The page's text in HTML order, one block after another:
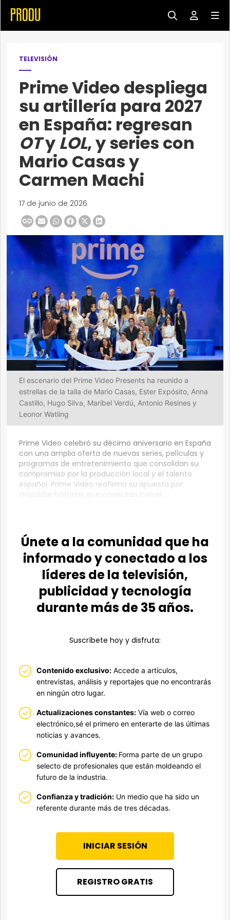
TELEVISIÓN
Prime Video despliega
su artillería para 2027
en España: regresan
OTy LOL, y series con
Mario Casas y
Carmen Machi
17 de junio de 2026
El escenario del Prime Video Presents ha reunido a
estrellas de la talla de Mario Casas, Ester Expósito, Anna
Castillo, Hugo Silva, Maribel Verdú, Antonio Resines y
Leonor Watling
Prime Video celebró su décimo aniversario en España
con una amplia oferta de nuevas series, películas y
programas de entretenimiento que consolidan su
compromiso por la producción local y el talento
español. Prime Video reafirma su apuesta por
respaldar historias que conectan con el...
Únete a la comunidad que ha
informado y conectado a los
líderes de la televisión,
publicidad y tecnología
durante más de 35 años.
Suscríbete hoy y disfruta:
Contenido exclusivo: Accede a artículos,
entrevistas, análisis y reportajes que no encontrarás
en ningún otro lugar.
Actualizaciones constantes: Vía web o correo
electrónico,sé el primero en enterarte de las últimas
noticias y avances.
Comunidad influyente: Forma parte de un grupo
selecto de profesionales que están moldeando el
futuro de la industria.
Confianza y tradición: Un medio que ha sido un
referente durante más de tres décadas.
INICIAR SESIÓN
REGISTRO GRATIS